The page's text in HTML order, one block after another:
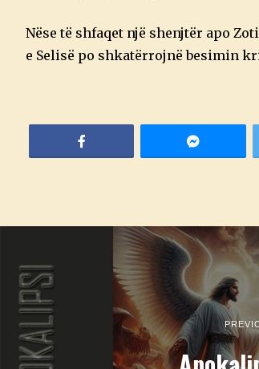
Nëse të shfaqet një shenjtër apo
e Selisë po shkatërrojnë besimin